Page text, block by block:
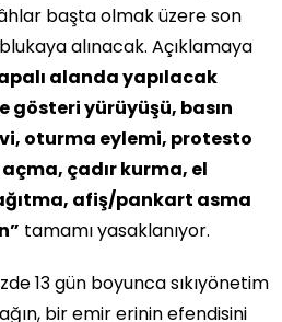
başta olmak üzere son
alınacak. Açıklamaya
alanda yapılacak
gösteri yürüyüşü, basın
oturma eylemi, protesto
çadır kurma, el
afiş/pankart asma
tamamı yasaklanıyor.
13 gün boyunca sıkıyönetim
bir emir erinin efendisini